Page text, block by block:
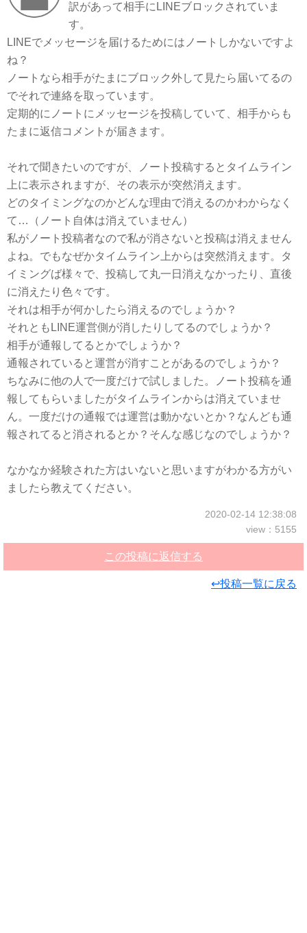
訳があって相手にLINEブロックされていま
す。
LINEでメッセージを届けるためにはノートしかないですよ
ね？
ノートなら相手がたまにブロック外して見たら届いてるの
でそれで連絡を取っています。
定期的にノートにメッセージを投稿していて、相手からも
たまに返信コメントが届きます。
それで聞きたいのですが、ノート投稿するとタイムライン
上に表示されますが、その表示が突然消えます。
どのタイミングなのかどんな理由で消えるのかわからなく
て…（ノート自体は消えていません）
私がノート投稿者なので私が消さないと投稿は消えません
よね。でもなぜかタイムライン上からは突然消えます。タ
イミングば様々で、投稿して丸一日消えなかったり、直後
に消えたり色々です。
それは相手が何かしたら消えるのでしょうか？
それともLINE運営側が消したりしてるのでしょうか？
相手が通報してるとかでしょうか？
通報されていると運営が消すことがあるのでしょうか？
ちなみに他の人で一度だけで試しました。ノート投稿を通
報してもらいましたがタイムラインからは消えていませ
ん。一度だけの通報では運営は動かないとか？なんども通
報されてると消されるとか？そんな感じなのでしょうか？
なかなか経験された方はいないと思いますがわかる方がい
ましたら教えてください。
2020-02-14 12:38:08
view：5155
この投稿に返信する
↩投稿一覧に戻る